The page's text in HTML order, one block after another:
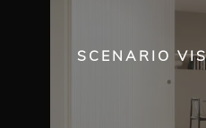
SCENARIO